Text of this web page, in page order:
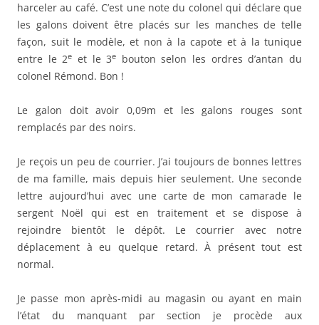
harceler au café. C’est une note du colonel qui déclare que
les galons doivent être placés sur les manches de telle
façon, suit le modèle, et non à la capote et à la tunique
entre le 2e et le 3e
bouton selon les ordres d’antan du
colonel Rémond. Bon !
Le galon doit avoir 0,09m et les galons rouges sont
remplacés par des noirs.
Je reçois un peu de courrier. J’ai toujours de bonnes lettres
de ma famille, mais depuis hier seulement. Une seconde
lettre aujourd’hui avec une carte de mon camarade le
sergent Noël qui est en traitement et se dispose à
rejoindre bientôt le dépôt. Le courrier avec notre
déplacement à eu quelque retard. À présent tout est
normal.
Je passe mon après-midi au magasin ou ayant en main
l’état du manquant par section je procède aux